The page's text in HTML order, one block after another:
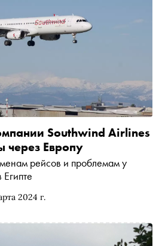
2024 г.
Southwind Airlines
через Европу
рейсов и проблемам у